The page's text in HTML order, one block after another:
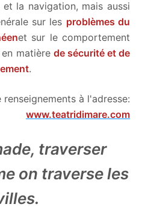
la navigation, mais aussi
sur les problèmes du
et sur le comportement
matière de sécurité et de
.
renseignements à l'adresse:
www.teatridimare.com
traverser
on traverse les